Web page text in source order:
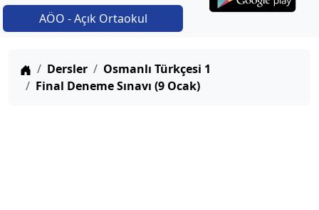
AÖO - Açık Ortaokul
Anasayfa
Dersler
Osmanlı Türkçesi 1
Final Deneme Sınavı (9 Ocak)